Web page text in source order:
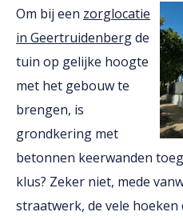
Om bij een zorglocatie
in Geertruidenbergde
tuin op gelijke hoogte
met het gebouw te
brengen, is
grondkering met
betonnen keerwanden
klus? Zeker niet, mede
straatwerk, de vele hoeken